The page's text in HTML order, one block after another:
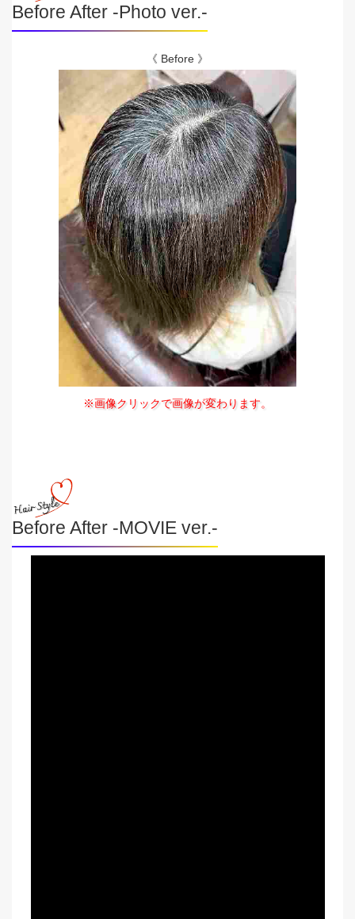
Before After -Photo ver.-
《 Before 》
※画像クリックで画像が変わります。
Before After -MOVIE ver.-